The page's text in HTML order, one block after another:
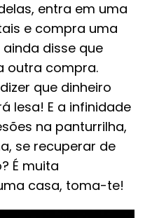
entra em uma
e compra uma
ainda disse que
outra compra.
que dinheiro
lesa! E a infinidade
na panturrilha,
se recuperar de
É muita
casa, toma-te!